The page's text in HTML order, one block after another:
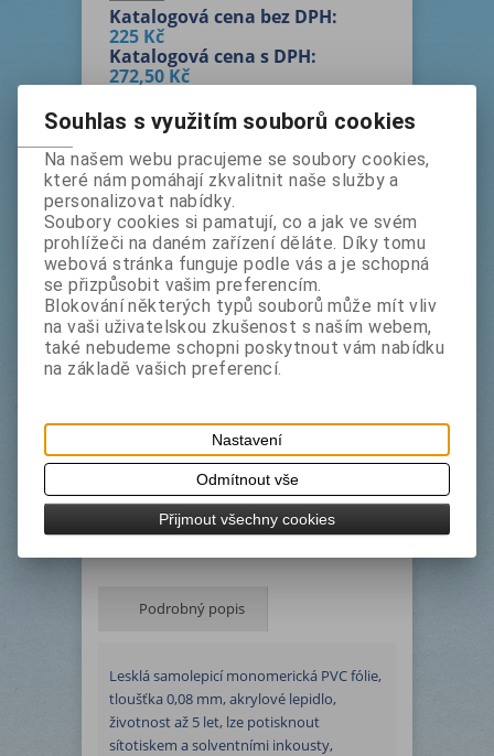
Katalogová cena bez DPH:
225 Kč
Katalogová cena s DPH:
272,50 Kč
bez DPH:22,50 Kč
s DPH: 27,50 Kč
m Koupit
Výrobce:Aslan, Německo
Katalogové číslo:kas11388
Termín dodání (dny):1
Tisk
transparentní (průhledná) lesklá
žlutozelená fólie, přibl. RAL 6018,
Díky zastavení prodejů během Covidu
materiál zestárl. Fólie jde hůř nebo
nejde vůbec odlepit od podkladového
papíru. Dá se využít na výrobu šablon,
jako "pasparta" pod obrazy...
Podrobný popis
Lesklá samolepicí monomerická PVC fólie,
tloušťka 0,08 mm, akrylové lepidlo,
životnost až 5 let, lze potisknout
sítotiskem a solventními inkousty,
Souhlas s využitím souborů cookies
Na našem webu pracujeme se soubory cookies,
které nám pomáhají zkvalitnit naše služby a
personalizovat nabídky.
Soubory cookies si pamatují, co a jak ve svém
prohlížeči na daném zařízení děláte. Díky tomu
webová stránka funguje podle vás a je schopná
se přizpůsobit vašim preferencím.
Blokování některých typů souborů může mít vliv
na vaši uživatelskou zkušenost s naším webem,
také nebudeme schopni poskytnout vám nabídku
na základě vašich preferencí.
Nastavení
Odmítnout vše
Přijmout všechny cookies